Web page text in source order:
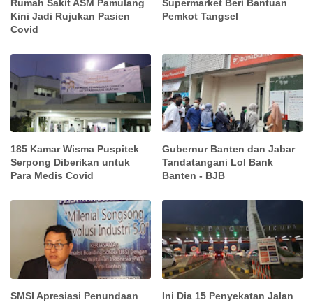
Rumah Sakit ASM Pamulang
Kini Jadi Rujukan Pasien
Covid
Supermarket Beri Bantuan
Pemkot Tangsel
185 Kamar Wisma Puspitek
Serpong Diberikan untuk
Para Medis Covid
Gubernur Banten dan Jabar
Tandatangani LoI Bank
Banten - BJB
SMSI Apresiasi Penundaan
Ini Dia 15 Penyekatan Jalan